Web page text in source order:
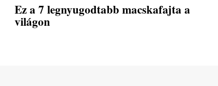
Ez a 7 legnyugodtabb macskafajta a
világon